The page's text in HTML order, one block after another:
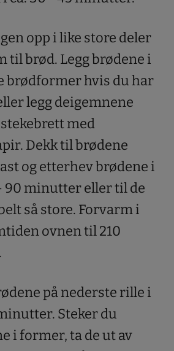
opp i like store deler
til brød. Legg brødene i
brødformer hvis du har
legg deigemnene
med
Dekk til brødene
og etterhev brødene i
90 minutter eller til de
så store. Forvarm i
ovnen til 210
på nederste rille i
Steker du
i former, ta de ut av